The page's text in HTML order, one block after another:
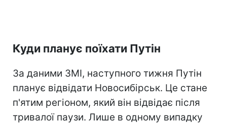
Куди планує поїхати Путін
За даними ЗМІ, наступного тижня Путін
планує відвідати Новосибірськ. Це стане
п'ятим регіоном, який він відвідає після
тривалої паузи. Лише в одному випадку